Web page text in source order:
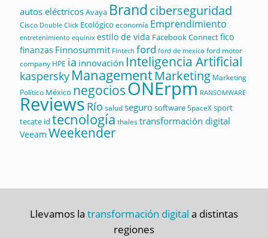
autos eléctricosAvaya Brandciberseguridad
Cisco Double Click Ecológico economía Emprendimiento
entretenimiento equinix estilo de vida Facebook Connectfico
finanzas Finnosummit Fintech ford ford de mexico ford motor
company HPE ia innovación Inteligencia Artificial
kaspersky ManagementMarketing Marketing
Político México negociosONErpm RANSOMWARE
Reviews Río saludsegurosoftwareSpaceXsport
tecate id tecnología thalestransformación digital
Veeam Weekender
Llevamos la transformación digital a distintas
regiones